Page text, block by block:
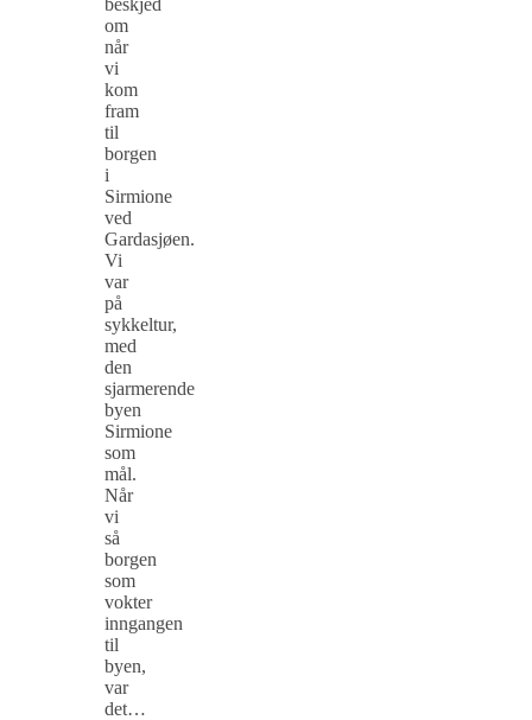
beskjed
om
når
vi
kom
fram
til
borgen
i
Sirmione
ved
Gardasjøen.
Vi
var
på
sykkeltur,
med
den
sjarmerende
byen
Sirmione
som
mål.
Når
vi
så
borgen
som
vokter
inngangen
til
byen,
var
det…